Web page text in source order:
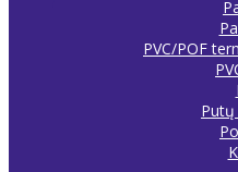
PVC/POF